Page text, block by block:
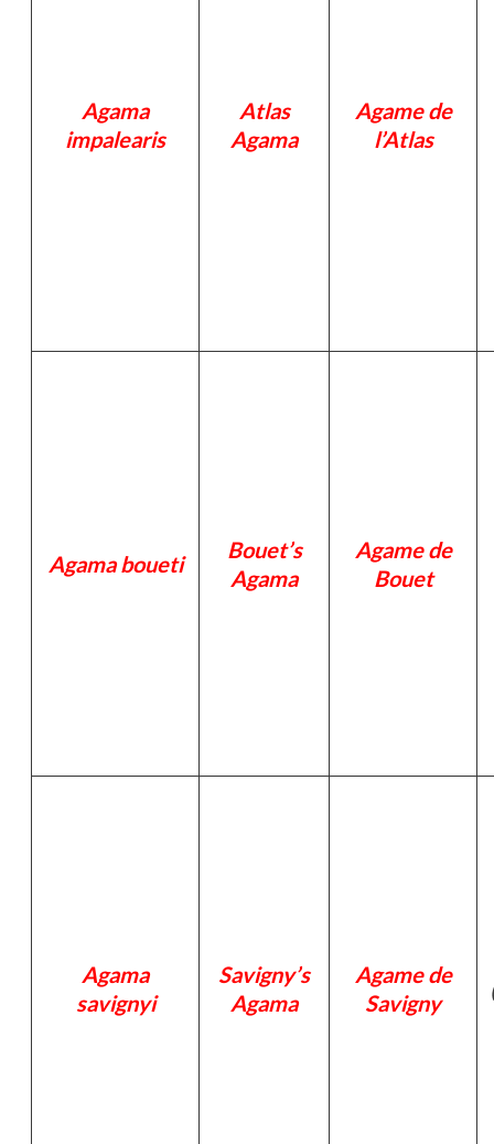
Agama
impalearis
Atlas
Agama
Agame de
l’Atlas
Agama boueti
Bouet’s
Agama
Agame de
Bouet
Agama
savignyi
Savigny’s
Agama
Agame de
Savigny